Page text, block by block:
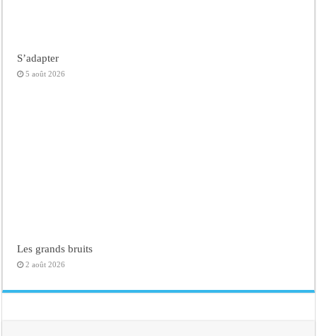
S’adapter
5 août 2026
Les grands bruits
2 août 2026